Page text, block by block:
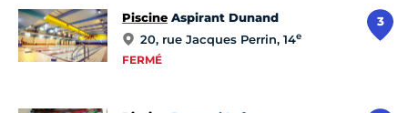
3
Piscine Aspirant Dunand
20, rue Jacques Perrin, 14e
FERMÉ